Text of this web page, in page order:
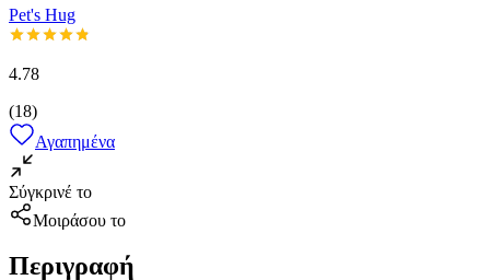
Pet's Hug
4.78
(18)
Αγαπημένα
Σύγκρινέ το
Μοιράσου το
Περιγραφή